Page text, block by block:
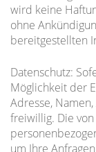
wird keine
ohne
bereitgestellten
Datenschutz:
Möglichkeit der
Adresse,
freiwillig. Die
um Ihre